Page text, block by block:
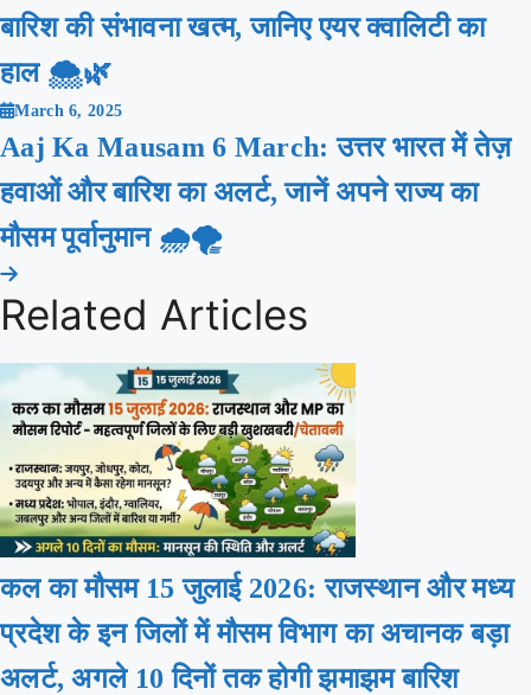
बारिश की संभावना खत्म, जानिए एयर क्वालिटी का
हाल 🌨️🌿
March 6, 2025
Aaj Ka Mausam 6 March: उत्तर भारत में तेज़
हवाओं और बारिश का अलर्ट, जानें अपने राज्य का
मौसम पूर्वानुमान 🌧️🌪️
Related Articles
कल का मौसम 15 जुलाई 2026: राजस्थान और मध्य
प्रदेश के इन जिलों में मौसम विभाग का अचानक बड़ा
अलर्ट, अगले 10 दिनों तक होगी झमाझम बारिश